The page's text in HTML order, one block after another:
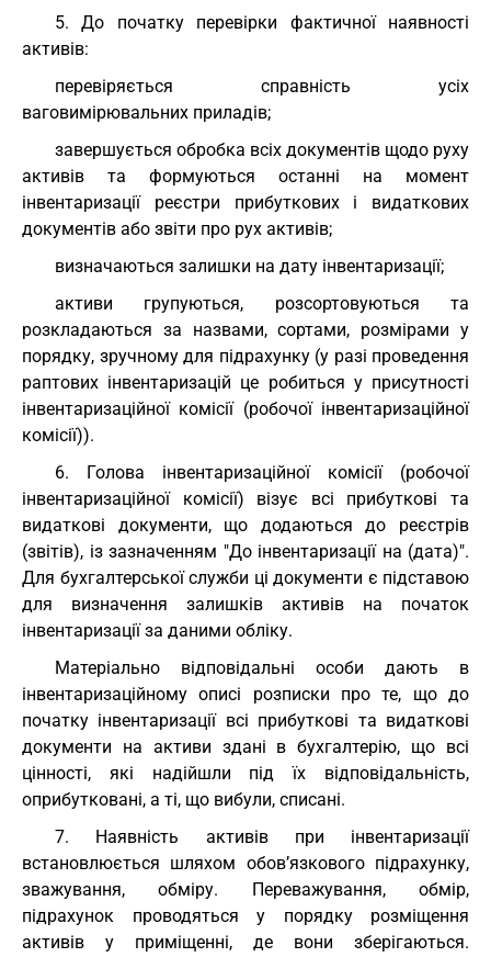
5. До початку перевірки фактичної наявності
активів:
перевіряється справність усіх
ваговимірювальних приладів;
завершується обробка всіх документів щодо руху
активів та формуються останні на момент
інвентаризації реєстри прибуткових і видаткових
документів або звіти про рух активів;
визначаються залишки на дату інвентаризації;
активи групуються, розсортовуються та
розкладаються за назвами, сортами, розмірами у
порядку, зручному для підрахунку (у разі проведення
раптових інвентаризацій це робиться у присутності
інвентаризаційної комісії (робочої інвентаризаційної
комісії)).
6. Голова інвентаризаційної комісії (робочої
інвентаризаційної комісії) візує всі прибуткові та
видаткові документи, що додаються до реєстрів
(звітів), із зазначенням "До інвентаризації на (дата)".
Для бухгалтерської служби ці документи є підставою
для визначення залишків активів на початок
інвентаризації за даними обліку.
Матеріально відповідальні особи дають в
інвентаризаційному описі розписки про те, що до
початку інвентаризації всі прибуткові та видаткові
документи на активи здані в бухгалтерію, що всі
цінності, які надійшли під їх відповідальність,
оприбутковані, а ті, що вибули, списані.
7. Наявність активів при інвентаризації
встановлюється шляхом обов’язкового підрахунку,
зважування, обміру. Переважування, обмір,
підрахунок проводяться у порядку розміщення
активів у приміщенні, де вони зберігаються.